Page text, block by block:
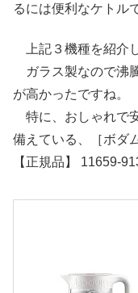
るには便利なケトル
上記３機種を紹介
ガラス製なので沸
が高かったですね。
特に、おしゃれで
備えている、［ボダ
【正規品】 11659-